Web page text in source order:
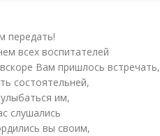
передать!
всех воспитателей
Вам пришлось встречать,
состоятельней,
им,
слушались
вы своим,